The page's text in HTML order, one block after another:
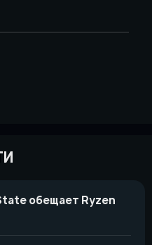
обещает Ryzen